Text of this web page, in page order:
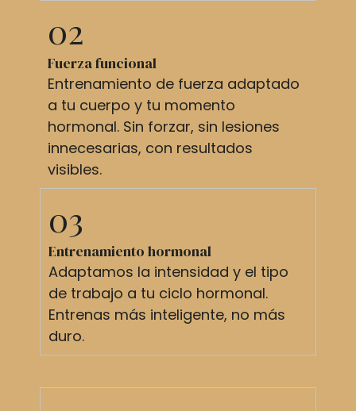
02
Fuerza funcional
Entrenamiento de fuerza adaptado
a tu cuerpo y tu momento
hormonal. Sin forzar, sin lesiones
innecesarias, con resultados
visibles.
03
Entrenamiento hormonal
Adaptamos la intensidad y el tipo
de trabajo a tu ciclo hormonal.
Entrenas más inteligente, no más
duro.